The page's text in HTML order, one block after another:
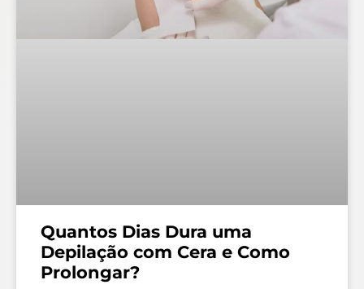
Quantos Dias Dura uma
Depilação com Cera e Como
Prolongar?